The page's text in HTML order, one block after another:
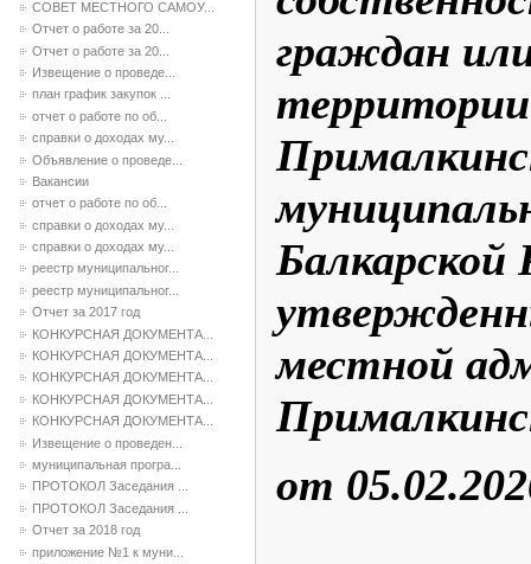
СОВЕТ МЕСТНОГО САМОУ...
Отчет о работе за 20...
Отчет о работе за 20...
Извещение о проведе...
план график закупок ...
отчет о работе по об...
справки о доходах му...
Объявление о проведе...
Вакансии
отчет о работе по об...
справки о доходах му...
справки о доходах му...
реестр муниципальног...
реестр муниципальног...
Отчет за 2017 год
КОНКУРСНАЯ ДОКУМЕНТА...
КОНКУРСНАЯ ДОКУМЕНТА...
КОНКУРСНАЯ ДОКУМЕНТА...
КОНКУРСНАЯ ДОКУМЕНТА...
КОНКУРСНАЯ ДОКУМЕНТА...
Извещение о проведен...
муниципальная програ...
ПРОТОКОЛ Заседания ...
ПРОТОКОЛ Заседания ...
Отчет за 2018 год
приложение №1 к муни...
граждан
территории
Балкарской
местной
от